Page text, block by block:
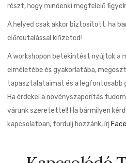
részt, hogy mindenki megfelelő
A helyed csak akkor biztosított, ha
előreutalással kifizeted!
A workshopon betekintést nyújtok a
elméletébe és gyakorlatába,
tapasztalataimat és a legfontosabb
Ha érdekel a növényszaporítás
várunk szeretettel! Ha bármilyen
kapcsolatban, fordulj hozzánk, írj